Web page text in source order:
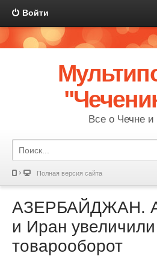
Войти
Все о Чечне
Полная версия сайта
АЗЕРБАЙДЖАН.
и Иран увеличили
товарооборот